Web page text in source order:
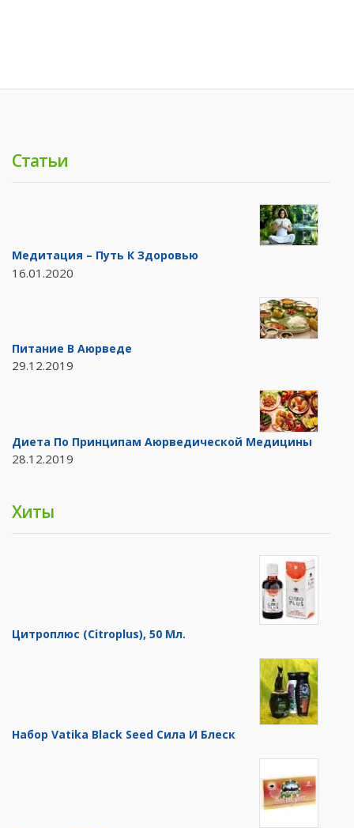
Статьи
Медитация – Путь К Здоровью
16.01.2020
Питание В Аюрведе
29.12.2019
Диета По Принципам Аюрведической Медицины
28.12.2019
Хиты
Цитроплюс (Citroplus), 50 Мл.
Набор Vatika Black Seed Сила И Блеск